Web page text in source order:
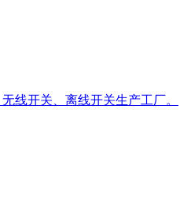
线开关、离线开关生产工厂。